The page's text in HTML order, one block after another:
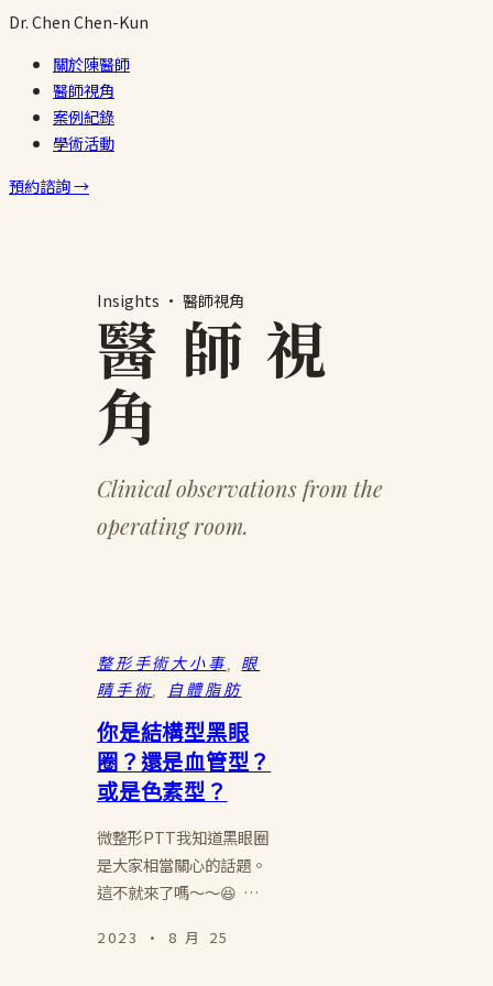
跳
Dr.ChenChen-Kun
關於陳醫師
醫師視角
案例紀錄
學術活動
預約諮詢 →
Insights · 醫師視角
醫 師 視
角
Clinical observations from the
operating room.
整形手術大小事
眼
睛手術
自體脂肪
你是結構型黑眼
圈？還是血管型？
或是色素型？
微整形PTT我知道黑眼圈
是大家相當關心的話題。
這不就來了嗎～～😆 …
2023 · 8 月 25